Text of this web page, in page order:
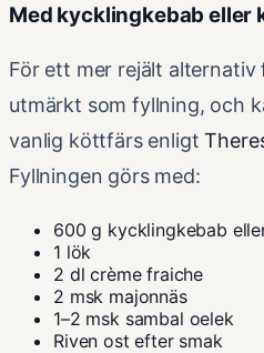
Med kycklingkebab eller
För ett mer rejält
utmärkt som fyllning, och
vanlig köttfärs enligt
Fyllningen görs med:
600 g kycklingkebab
1 lök
2 dl crème fraiche
2 msk majonnäs
1–2 msk sambal oelek
Riven ost efter smak